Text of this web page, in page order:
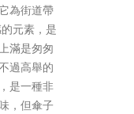
為街道帶
元素，是
滿是匆匆
過高舉的
是一種非
，但傘子